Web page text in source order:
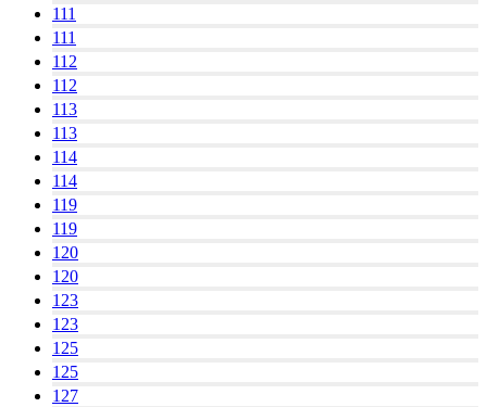
111
111
112
112
113
113
114
114
119
119
120
120
123
123
125
125
127